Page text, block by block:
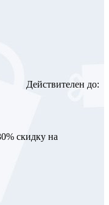
Действителен до:
скидку на